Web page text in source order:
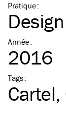
Pratique:
Année:
2016
Tags:
Cartel